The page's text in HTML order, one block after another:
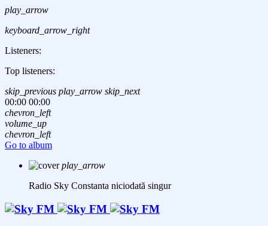
play_arrow
keyboard_arrow_right
Listeners:
Top listeners:
skip_previous play_arrow skip_next
00:00 00:00
chevron_left
volume_up
chevron_left
Go to album
play_arrow
Radio Sky Constanta niciodată singur